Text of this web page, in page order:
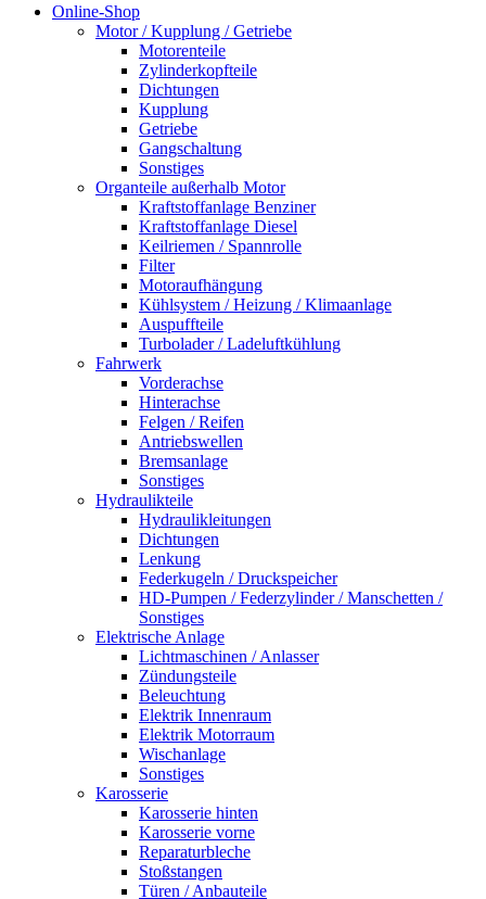
Online-Shop
Motor / Kupplung / Getriebe
Motorenteile
Zylinderkopfteile
Dichtungen
Kupplung
Getriebe
Gangschaltung
Sonstiges
Organteile außerhalb Motor
Kraftstoffanlage Benziner
Kraftstoffanlage Diesel
Keilriemen / Spannrolle
Filter
Motoraufhängung
Kühlsystem / Heizung / Klimaanlage
Auspuffteile
Turbolader / Ladeluftkühlung
Fahrwerk
Vorderachse
Hinterachse
Felgen / Reifen
Antriebswellen
Bremsanlage
Sonstiges
Hydraulikteile
Hydraulikleitungen
Dichtungen
Lenkung
Federkugeln / Druckspeicher
HD-Pumpen / Federzylinder / Manschetten /
Sonstiges
Elektrische Anlage
Lichtmaschinen / Anlasser
Zündungsteile
Beleuchtung
Elektrik Innenraum
Elektrik Motorraum
Wischanlage
Sonstiges
Karosserie
Karosserie hinten
Karosserie vorne
Reparaturbleche
Stoßstangen
Türen / Anbauteile